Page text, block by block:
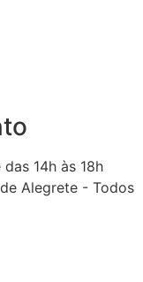
14h às 18h
Alegrete - Todos